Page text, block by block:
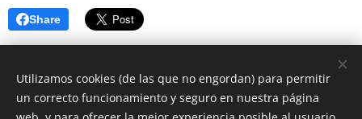
Share
Utilizamos cookies (de las que no engordan) para permitir
un correcto funcionamiento y seguro en nuestra página